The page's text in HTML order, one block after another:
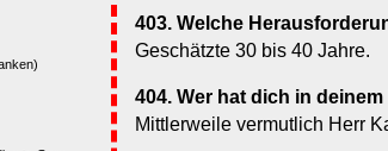
403. Welche
Geschätzte 30 bis 40 Jahre.
404. Wer hat dich in
Mittlerweile vermutlich Herr